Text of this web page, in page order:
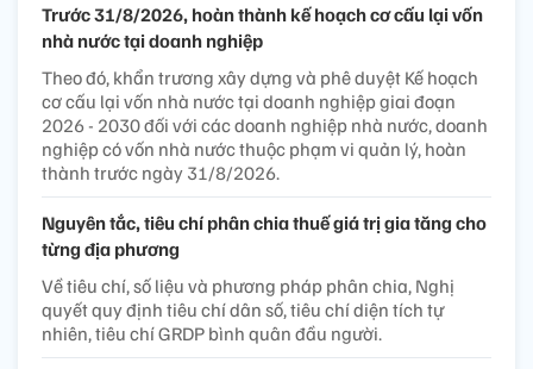
Trước 31/8/2026, hoàn thành kế hoạch cơ cấu lại vốn
nhà nước tại doanh nghiệp
Theo đó, khẩn trương xây dựng và phê duyệt Kế hoạch
cơ cấu lại vốn nhà nước tại doanh nghiệp giai đoạn
2026 - 2030 đối với các doanh nghiệp nhà nước, doanh
nghiệp có vốn nhà nước thuộc phạm vi quản lý, hoàn
thành trước ngày 31/8/2026.
Nguyên tắc, tiêu chí phân chia thuế giá trị gia tăng cho
từng địa phương
Về tiêu chí, số liệu và phương pháp phân chia, Nghị
quyết quy định tiêu chí dân số, tiêu chí diện tích tự
nhiên, tiêu chí GRDP bình quân đầu người.